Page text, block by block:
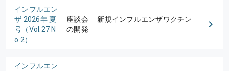
インフルエン
ザ 2026年 夏
号（Vol.27 N
o.2）
座談会 新規インフルエンザワクチン
の開発
インフルエン